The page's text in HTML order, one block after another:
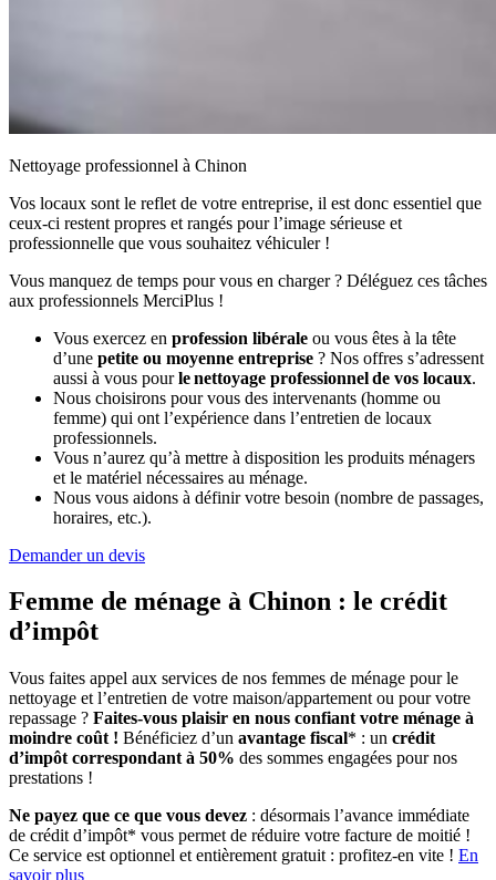
Nettoyage professionnel à Chinon
Vos locaux sont le reflet de votre entreprise, il est donc essentiel que
ceux-ci restent propres et rangés pour l’image sérieuse et
professionnelle que vous souhaitez véhiculer !
Vous manquez de temps pour vous en charger ? Déléguez ces tâches
aux professionnels MerciPlus !
Vous exercez en profession libérale ou vous êtes à la tête
d’une petite ou moyenne entreprise ? Nos offres s’adressent
aussi à vous pourle nettoyage professionnel de vos locaux.
Nous choisirons pour vous des intervenants (homme ou
femme) qui ont l’expérience dans l’entretien de locaux
professionnels.
Vous n’aurez qu’à mettre à disposition les produits ménagers
et le matériel nécessaires au ménage.
Nous vous aidons à définir votre besoin (nombre de passages,
horaires, etc.).
Demander un devis
Femme de ménage à Chinon : le crédit
d’impôt
Vous faites appel aux services de nos femmes de ménage pour le
nettoyage et l’entretien de votre maison/appartement ou pour votre
repassage ? Faites-vous plaisir en nous confiant votre ménage à
moindre coût ! Bénéficiez d’un avantage fiscal* : un crédit
d’impôt correspondant à 50% des sommes engagées pour nos
prestations !
Ne payez que ce que vous devez : désormais l’avance immédiate
de crédit d’impôt* vous permet de réduire votre facture de moitié !
Ce service est optionnel et entièrement gratuit : profitez-en vite ! En
savoir plus